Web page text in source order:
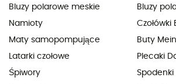
Bluzy polarowe meskie
Namioty
Maty samopompujące
Latarki czołowe
Śpiwory
Bluzy
Czołówki
Buty
Plecaki
Spodenki